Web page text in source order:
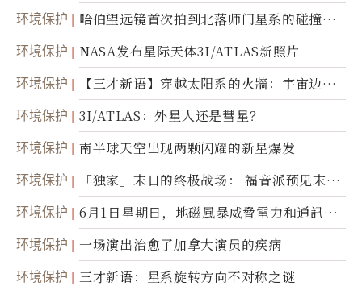
环境保护
哈伯望远镜首次拍到北落师门星系的碰撞与
爆炸
环境保护 NASA发布星际天体3I/ATLAS新照片
环境保护
【三才新语】穿越太阳系的火牆：宇宙边界
新启示
环境保护 3I/ATLAS：外星人还是彗星？
环境保护 南半球天空出现两颗闪耀的新星爆发
环境保护
「独家」末日的终极战场： 福音派预见末
世；希腊僧侣预言以色列的进攻
环境保护
6月1日星期日，地磁風暴威脅電力和通訊基
礎設施
环境保护 一场演出治愈了加拿大演员的疾病
环境保护 三才新语：星系旋转方向不对称之谜